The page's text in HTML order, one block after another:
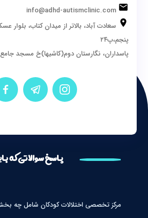
info@adhd-autismclinic.com
سعادت آباد، بالاتر از میدان کتاب، بلوار
پنجم،پ۲۴
پاسداران، نگارستان دوم(کاشیها)خ مسجد جامع
پاسخ سوالاتی که
مرکز تخصصی اختلالات کودکان شامل چه